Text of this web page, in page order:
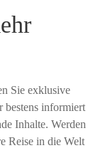
Sie exklusive
bestens informiert
Inhalte. Werden
Reise in die Welt